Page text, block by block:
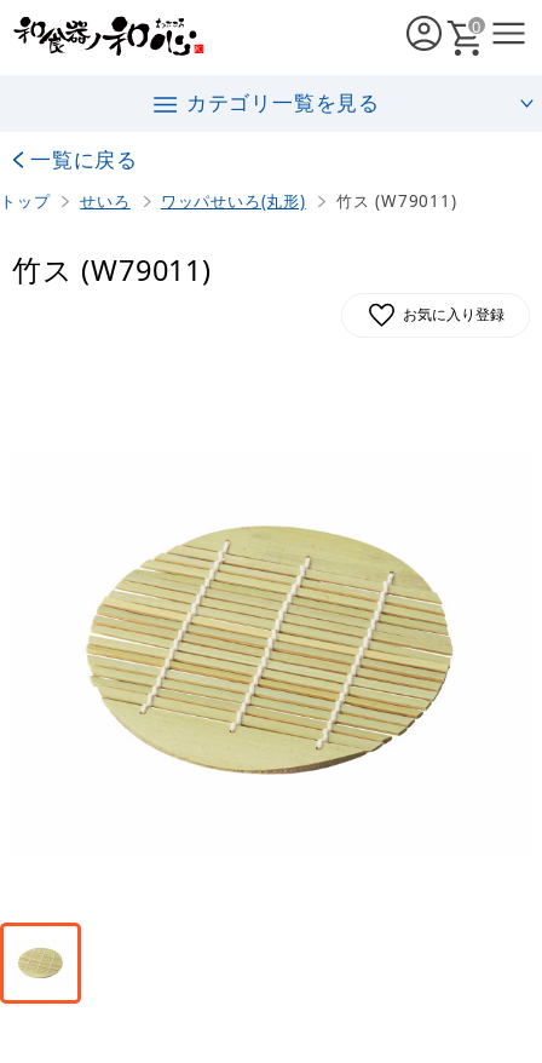
0
カテゴリ一覧を見る
一覧に戻る
トップ せいろ ワッパせいろ(丸形) 竹ス (W79011)
竹ス (W79011)
お気に入り登録